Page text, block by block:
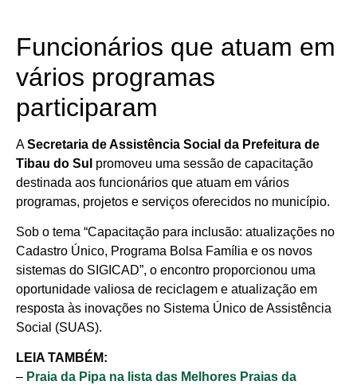
Funcionários que atuam em
vários programas
participaram
ASecretaria de Assistência Social da Prefeitura de
Tibau do Sul promoveu uma sessão de capacitação
destinada aos funcionários que atuam em vários
programas, projetos e serviços oferecidos no município.
Sob o tema “Capacitação para inclusão: atualizações no
Cadastro Único, Programa Bolsa Família e os novos
sistemas do SIGICAD”, o encontro proporcionou uma
oportunidade valiosa de reciclagem e atualização em
resposta às inovações no Sistema Único de Assistência
Social (SUAS).
LEIA TAMBÉM:
– Praia da Pipa na lista das Melhores Praias da